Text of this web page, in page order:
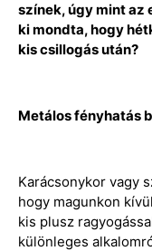
színek, úgy mint az
ki mondta, hogy
kis csillogás után?
Metálos fényhatás
Karácsonykor vagy
hogy magunkon
kis plusz
különleges